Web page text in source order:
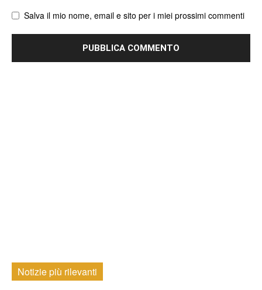
Salva il mio nome, email e sito per i miei prossimi commenti
Notizie più rilevanti